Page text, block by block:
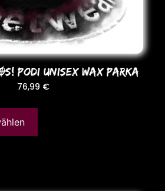
Podi UNISEX WAX PARKA
76,99 €